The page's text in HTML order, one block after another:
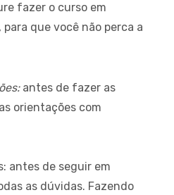
fazer o curso em
que você não perca a
antes de fazer as
orientações com
antes de seguir em
as dúvidas. Fazendo